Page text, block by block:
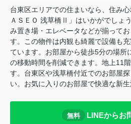
台東区エリアでの住まいなら、住み
ＡＳＥＯ 浅草橋Ⅱ」はいかがでしょ
み置き場・エレベータなどが揃って
す。この物件は内観も綺麗で設備も
ています。お部屋から徒歩5分の場所
の移動時間を削減できます。地上11
す。台東区や浅草橋付近でのお部屋
い。お気に入りのお部屋で快適な新生
無料 LINEからお